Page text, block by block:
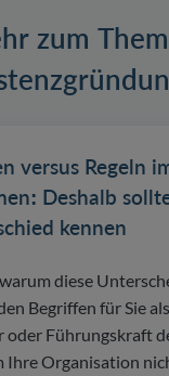
zum
versus Regeln
Deshalb
kennen
diese
Begriffen für Sie als
oder Führungskraft
Ihre Organisation